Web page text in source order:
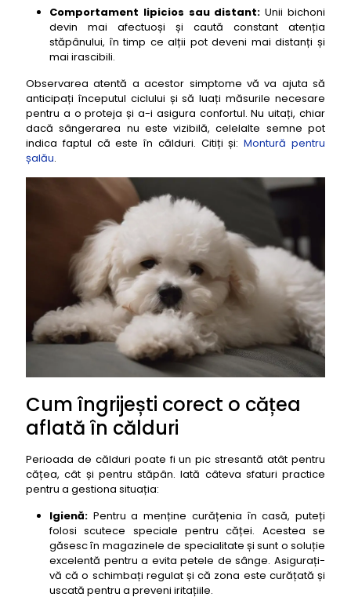
Comportament lipicios sau distant: Unii bichoni
devin mai afectuoși și caută constant atenția
stăpânului, în timp ce alții pot deveni mai distanți și
mai irascibili.
Observarea atentă a acestor simptome vă va ajuta să
anticipați începutul ciclului și să luați măsurile necesare
pentru a o proteja și a-i asigura confortul. Nu uitați, chiar
dacă sângerarea nu este vizibilă, celelalte semne pot
indica faptul că este în călduri. Citiți și:Montură pentru
șalău.
Cum îngrijești corect o cățea
aflată în călduri
Perioada de călduri poate fi un pic stresantă atât pentru
cățea, cât și pentru stăpân. Iată câteva sfaturi practice
pentru a gestiona situația:
Igienă: Pentru a menține curățenia în casă, puteți
folosi scutece speciale pentru căței. Acestea se
găsesc în magazinele de specialitate și sunt o soluție
excelentă pentru a evita petele de sânge. Asigurați-
vă că o schimbați regulat și că zona este curățată și
uscată pentru a preveni iritațiile.